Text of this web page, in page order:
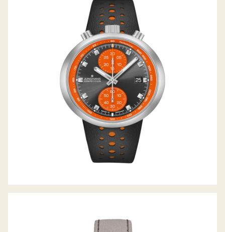
JUNGHANS 1972 COMPETITION